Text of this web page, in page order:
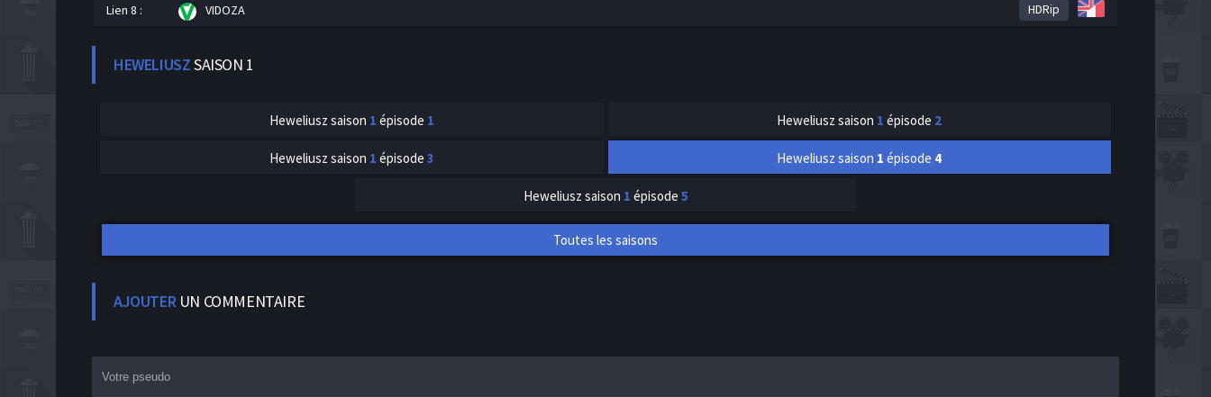
Lien 8 : VIDOZA HDRip
HEWELIUSZSAISON 1
Heweliusz saison 1 épisode 1 Heweliusz saison 1 épisode 2
Heweliusz saison 1 épisode 3 Heweliusz saison 1 épisode 4
Heweliusz saison 1 épisode 5
Toutes les saisons
AJOUTER UN COMMENTAIRE